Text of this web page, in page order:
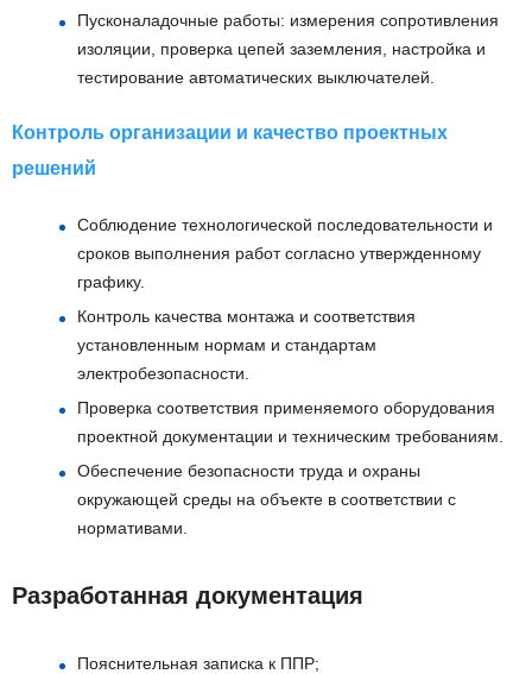
Пусконаладочные работы: измерения сопротивления
изоляции, проверка цепей заземления, настройка и
тестирование автоматических выключателей.
Контроль организации и качество проектных
решений
Соблюдение технологической последовательности и
сроков выполнения работ согласно утвержденному
графику.
Контроль качества монтажа и соответствия
установленным нормам и стандартам
электробезопасности.
Проверка соответствия применяемого оборудования
проектной документации и техническим требованиям.
Обеспечение безопасности труда и охраны
окружающей среды на объекте в соответствии с
нормативами.
Разработанная документация
Пояснительная записка к ППР;